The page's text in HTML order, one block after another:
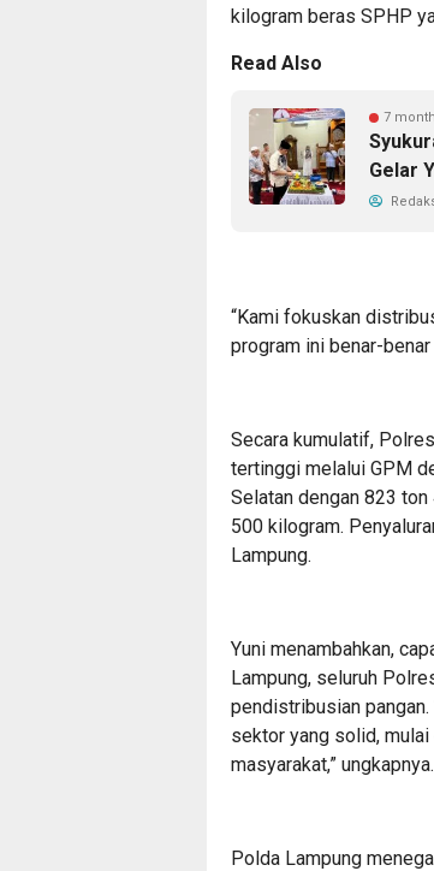
kilogram beras SPHP
Read Also
7
Gelar
“Kami fokuskan
program ini benar-
Secara kumulatif,
tertinggi melalui GPM
Selatan dengan 823
500 kilogram.
Lampung.
Yuni menambahkan,
Lampung, seluruh
pendistribusian
sektor yang solid, mulai
masyarakat,” ungkapnya.
Polda Lampung